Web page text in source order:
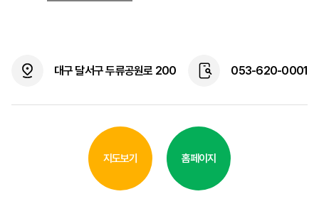
대구 달서구 두류공원로 200 053-620-0001
지도보기 홈페이지